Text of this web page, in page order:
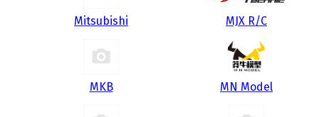
Mitsubishi MJX R/C
MKB MN Model